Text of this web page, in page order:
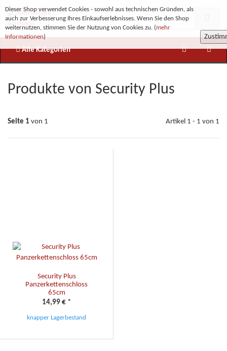
Alle Kategorien
Produkte von Security Plus
Seite 1 von 1 Artikel 1 - 1 von 1
Security Plus
Panzerkettenschloss
65cm
14,99 € *
knapper Lagerbestand
Dieser Shop verwendet Cookies - sowohl aus technischen Gründen, als
auch zur Verbesserung Ihres Einkaufserlebnisses. Wenn Sie den Shop
weiternutzen, stimmen Sie der Nutzung von Cookies zu. (mehr
Informationen)